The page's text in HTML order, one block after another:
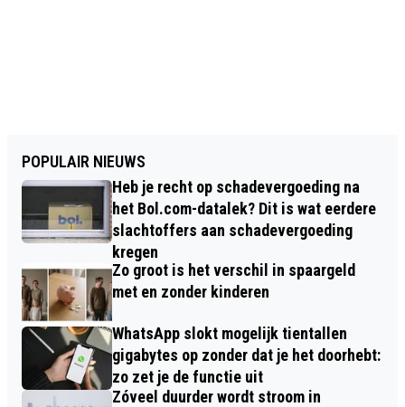
POPULAIR NIEUWS
Heb je recht op schadevergoeding na
het Bol.com-datalek? Dit is wat eerdere
slachtoffers aan schadevergoeding
kregen
Zo groot is het verschil in spaargeld
met en zonder kinderen
WhatsApp slokt mogelijk tientallen
gigabytes op zonder dat je het doorhebt:
zo zet je de functie uit
Zóveel duurder wordt stroom in